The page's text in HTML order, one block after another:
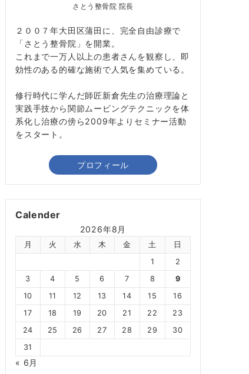
さとう整骨院 院長
２００７年大田区蒲田に、完全自由診療で
「さとう整骨院」を開業。
これまで一万人以上の患者さんを観察し、即
効性のある的確な施術で人気を集めている。
修行時代に学んだ師匠新倉先生の治療理論と
実践手技から関節ムービングテクニックを体
系化し治療の傍ら2009年よりセミナー活動
をスタート。
プロフィール
Calender
2026年8月
月 火 水 木 金 土
日
1
2
3
4 5 6 7 8
9
10
11 12 13 14 15
16
17
18 19 20 21 22
23
24
25 26 27 28 29
30
31
« 6月